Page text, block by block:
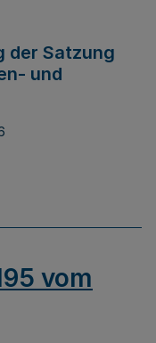
der Satzung
und
vom